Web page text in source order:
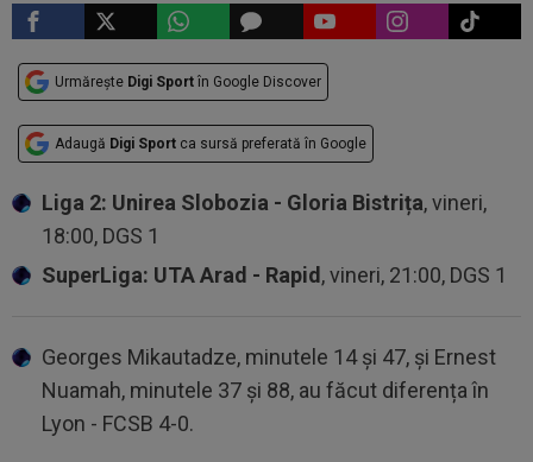
Urmărește Digi Sport în Google Discover
Adaugă Digi Sport ca sursă preferată în Google
Liga 2: Unirea Slobozia - Gloria Bistrița, vineri,
18:00, DGS 1
SuperLiga: UTA Arad - Rapid , vineri, 21:00, DGS 1
Georges Mikautadze, minutele 14 și 47, și Ernest
Nuamah, minutele 37 și 88, au făcut diferența în
Lyon - FCSB 4-0.